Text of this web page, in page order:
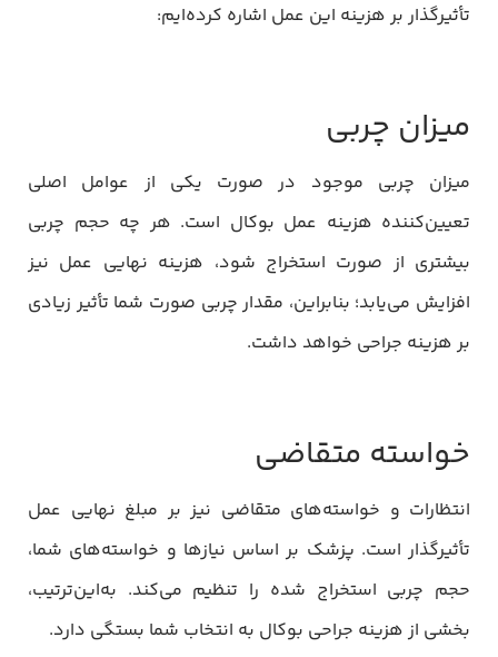
تأثیرگذار بر هزینه این عمل اشاره کرده‌ایم:
میزان چربی
میزان چربی موجود در صورت یکی از عوامل اصلی
تعیین‌کننده هزینه عمل بوکال است. هر چه حجم چربی
بیشتری از صورت استخراج شود، هزینه نهایی عمل نیز
افزایش می‌یابد؛ بنابراین، مقدار چربی صورت شما تأثیر زیادی
بر هزینه جراحی خواهد داشت.
خواسته متقاضی
انتظارات و خواسته‌های متقاضی نیز بر مبلغ نهایی عمل
تأثیرگذار است. پزشک بر اساس نیازها و خواسته‌های شما،
حجم چربی استخراج شده را تنظیم می‌کند. به‌این‌ترتیب،
بخشی از هزینه جراحی بوکال به انتخاب شما بستگی دارد.